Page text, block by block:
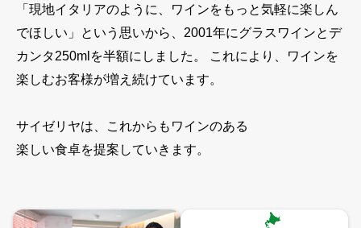
「現地イタリアのように、ワインをもっと気軽に楽しん
でほしい」という思いから、2001年にグラスワインとデ
カンタ250mlを半額にしました。 これにより、ワインを
楽しむお客様が増え続けています。
サイゼリヤは、これからもワインのある
楽しい食卓を提案していきます。